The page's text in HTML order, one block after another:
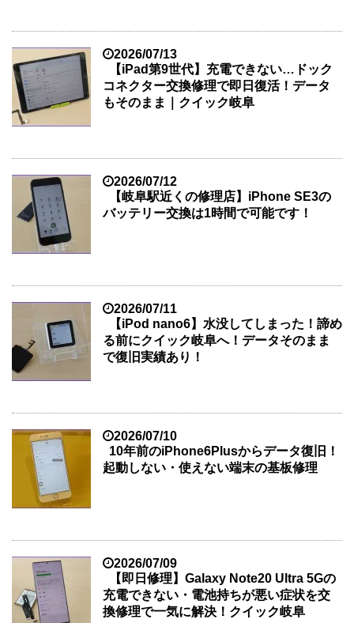
2026/07/13
【iPad第9世代】充電できない…ドック
コネクター交換修理で即日復活！データ
もそのまま｜クイック岐阜
2026/07/12
【岐阜駅近くの修理店】iPhone SE3の
バッテリー交換は1時間で可能です！
2026/07/11
【iPod nano6】水没してしまった！諦め
る前にクイック岐阜へ！データそのまま
で復旧実績あり！
2026/07/10
10年前のiPhone6Plusからデータ復旧！
起動しない・使えない端末の基板修理
2026/07/09
【即日修理】Galaxy Note20 Ultra 5Gの
充電できない・電池持ちが悪い症状を交
換修理で一気に解決！クイック岐阜